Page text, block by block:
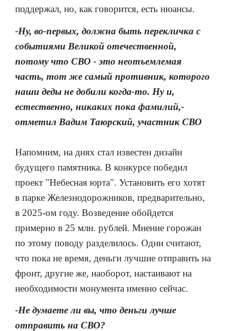
поддержал, но, как говорится, есть нюансы.
-Ну, во-первых, должна быть перекличка с
событиями Великой отечественной,
потому что СВО - это неотъемлемая
часть, тот же самый противник, которого
наши деды не добили когда-то. Ну и,
естественно, никаких пока фамилий,-
отметил Вадим Таюрский, участник СВО
Напомним, на днях стал известен дизайн
будущего памятника. В конкурсе победил
проект "Небесная юрта". Установить его хотят
в парке Железнодорожников, предварительно,
в 2025-ом году. Возведение обойдется
примерно в 25 млн. рублей. Мнение горожан
по этому поводу разделилось. Одни считают,
что пока не время, деньги лучшие отправить на
фронт, другие же, наоборот, настаивают на
необходимости монумента именно сейчас.
-Не думаете ли вы, что деньги лучше
отправить на СВО?